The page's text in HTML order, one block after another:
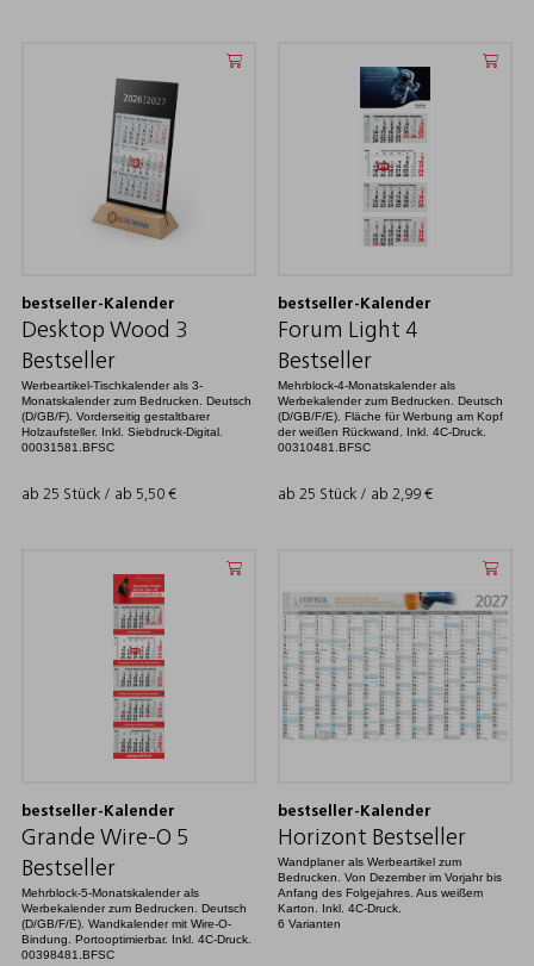
bestseller-Kalender
Desktop Wood 3
Bestseller
Werbeartikel-Tischkalender als 3-
Monatskalender zum Bedrucken. Deutsch
(D/GB/F). Vorderseitig gestaltbarer
Holzaufsteller. Inkl. Siebdruck-Digital.
00031581.BFSC
ab 25 Stück / ab 5,50 €
bestseller-Kalender
Forum Light 4
Bestseller
Mehrblock-4-Monatskalender als
Werbekalender zum Bedrucken. Deutsch
(D/GB/F/E). Fläche für Werbung am Kopf
der weißen Rückwand. Inkl. 4C-Druck.
00310481.BFSC
ab 25 Stück / ab 2,99 €
bestseller-Kalender
Grande Wire-O 5
Bestseller
Mehrblock-5-Monatskalender als
Werbekalender zum Bedrucken. Deutsch
(D/GB/F/E). Wandkalender mit Wire-O-
Bindung. Portooptimierbar. Inkl. 4C-Druck.
00398481.BFSC
bestseller-Kalender
Horizont Bestseller
Wandplaner als Werbeartikel zum
Bedrucken. Von Dezember im Vorjahr bis
Anfang des Folgejahres. Aus weißem
Karton. Inkl. 4C-Druck.
6 Varianten